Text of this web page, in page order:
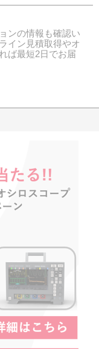
ンの情報も確認い
イン見積取得やオ
ば最短2日でお届